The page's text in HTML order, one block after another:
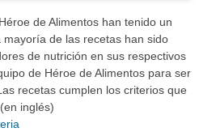
de Alimentos han tenido un
de las recetas han sido
de nutrición en sus respectivos
de Héroe de Alimentos para ser
recetas cumplen los criterios que
inglés)